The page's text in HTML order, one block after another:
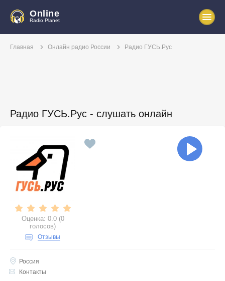
Online
Radio Planet
Главная Онлайн радио России Радио ГУСЬ.Рус
Радио ГУСЬ.Рус - слушать онлайн
Оценка: 0.0 (0
голосов)
Отзывы
Россия
Контакты